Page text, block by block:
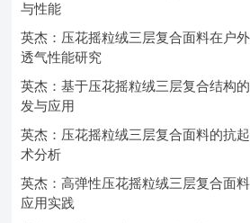
与性能
英杰：压花摇粒绒三层复合面料在户
透气性能研究
英杰：基于压花摇粒绒三层复合结构
发与应用
英杰：压花摇粒绒三层复合面料的抗
术分析
英杰：高弹性压花摇粒绒三层复合面
应用实践